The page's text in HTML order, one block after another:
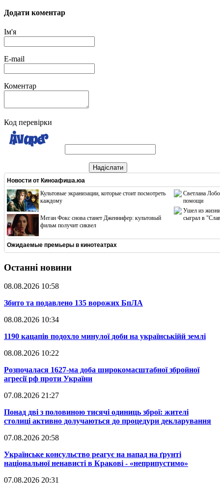
Додати коментар
Ім'я
E-mail
Коментар
Код перевірки
Надіслати
Новости от Киноафиша.юа
Культовые экранизации, которые стоит посмотреть
каждому
Меган Фокс снова станет Дженнифер: культовый
фильм получит сиквел
Светлана
помощи
Ушел из жизни
сыграл в
Ожидаемые премьеры в кинотеатрах
Останні новини
08.08.2026 10:58
​Збито та подавлено 135 ворожих БпЛА
08.08.2026 10:34
​1190 кацапів подохло минулої доби на українськійй землі
08.08.2026 10:22
​Розпочалася 1627-ма доба широкомасштабної збройної
агресії рф проти України
07.08.2026 21:27
​Понад дві з половиною тисячі одиниць зброї: жителі
столиці активно долучаються до процедури декларування
07.08.2026 20:58
​Українське консульство реагує на напад на ґрунті
національної ненависті в Кракові - «неприпустимо»
07.08.2026 20:31